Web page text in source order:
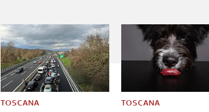
TOSCANA TOSCANA